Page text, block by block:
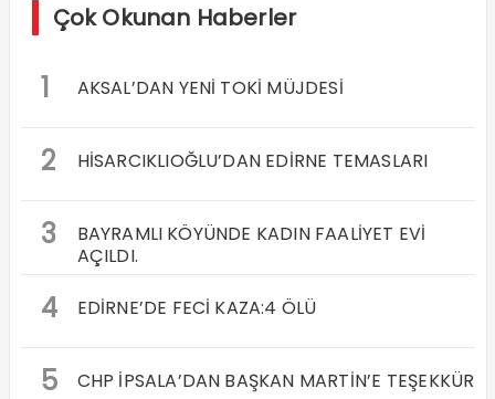
Çok Okunan Haberler
1 AKSAL’DAN YENİ TOKİ MÜJDESİ
2 HİSARCIKLIOĞLU’DAN EDİRNE TEMASLARI
3
BAYRAMLI KÖYÜNDE KADIN FAALİYET EVİ
AÇILDI.
4 EDİRNE’DE FECİ KAZA:4 ÖLÜ
5 CHP İPSALA’DAN BAŞKAN MARTİN’E TEŞEKKÜR